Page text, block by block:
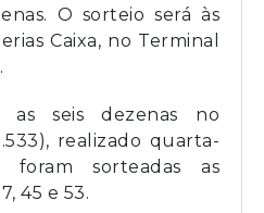
O sorteio será às
Caixa, no Terminal
as seis dezenas no
realizado quarta-
sorteadas as
45 e 53.